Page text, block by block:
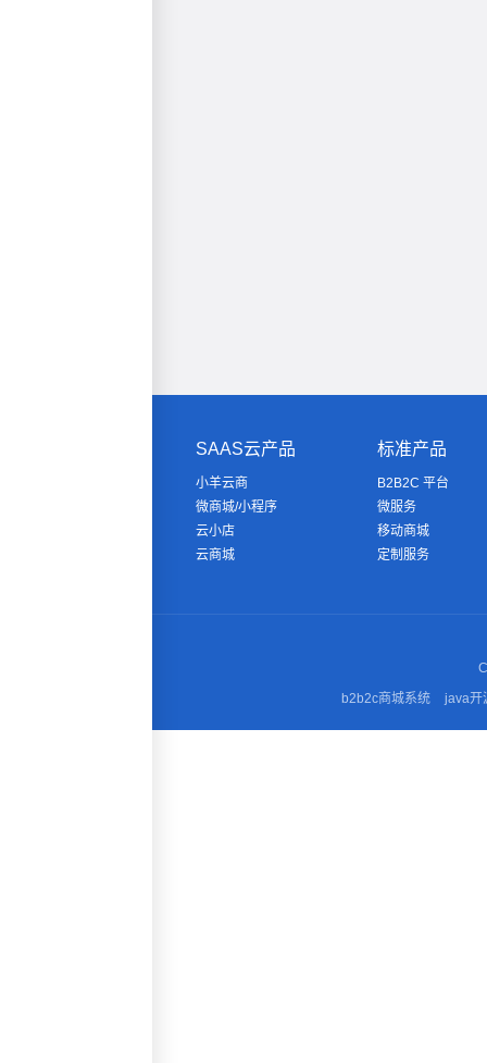
SAAS云产品
小羊云商
微商城/小程序
云小店
云商城
标准产品
B2B2C 平台
微服务
移动商城
定制服务
b2b2c商城系统
java开